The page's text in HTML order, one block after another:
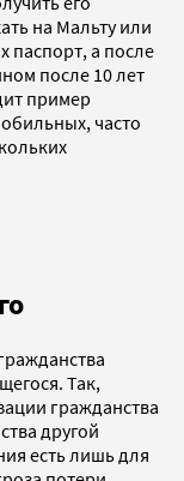
на Мальту или
паспорт, а после
после 10 лет
пример
часто
Так,
гражданства
другой
есть лишь для